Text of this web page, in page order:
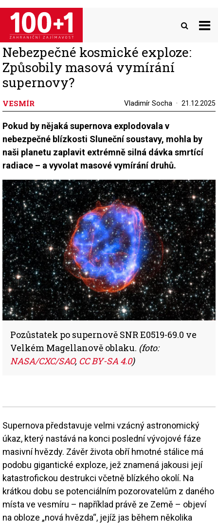
Přejít
hlavnímu
obsahu
Nebezpečné kosmické exploze:
Způsobily masová vymírání
supernovy?
VESMÍR Vladimír Socha 21.12.2025
Pokud by nějaká supernova explodovala v
nebezpečné blízkosti Sluneční soustavy, mohla by
naši planetu zaplavit extrémně silná dávka smrtící
radiace – a vyvolat masové vymírání druhů.
Pozůstatek po supernově SNR E0519-69.0 ve
Velkém Magellanově oblaku. (foto:
NASA/CXC/SAO, CC BY-SA 4.0)
Supernova představuje velmi vzácný astronomický
úkaz, který nastává na konci poslední vývojové fáze
masivní hvězdy. Závěr života obří hmotné stálice má
podobu gigantické exploze, jež znamená jakousi její
katastrofickou destrukci včetně blízkého okolí. Na
krátkou dobu se potenciálním pozorovatelům z daného
místa ve vesmíru – například právě ze Země – objeví
na obloze „nová hvězda“, jejíž jas během několika